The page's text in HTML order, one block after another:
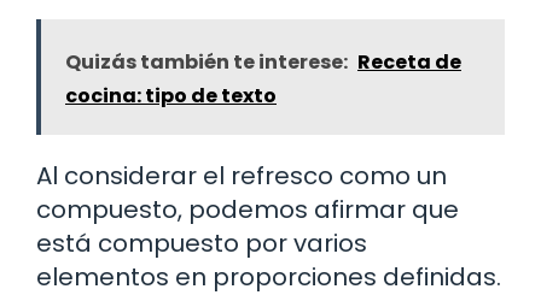
Quizás también te interese: Receta de
cocina: tipo de texto
Al considerar el refresco como un
compuesto, podemos afirmar que
está compuesto por varios
elementos en proporciones definidas.